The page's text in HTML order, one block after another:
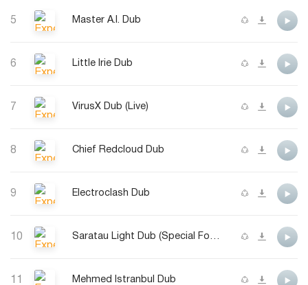
5 Master A.I. Dub
6 Little Irie Dub
7 VirusX Dub (Live)
8 Chief Redcloud Dub
9 Electroclash Dub
10 Saratau Light Dub (Special For Chura 12.05.2003)
11 Mehmed Istranbul Dub